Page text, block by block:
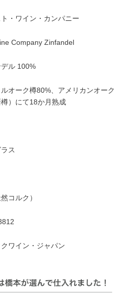
・ワイン・カンパニー
Company Zinfandel
ル 100%
オーク樽80%、アメリカンオーク
）にて18か月熟成
ス
コルク）
ワイン・ジャパン